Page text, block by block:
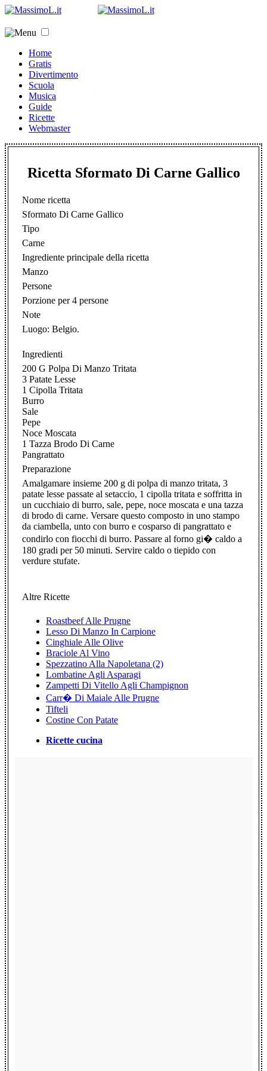
Home
Gratis
Divertimento
Scuola
Musica
Guide
Ricette
Webmaster
Ricetta Sformato Di Carne Gallico
Nome ricetta
Sformato Di Carne Gallico
Tipo
Carne
Ingrediente principale della ricetta
Manzo
Persone
Porzione per 4 persone
Note
Luogo: Belgio.
Ingredienti
200 G Polpa Di Manzo Tritata
3 Patate Lesse
1 Cipolla Tritata
Burro
Sale
Pepe
Noce Moscata
1 Tazza Brodo Di Carne
Pangrattato
Preparazione
Amalgamare insieme 200 g di polpa di manzo tritata, 3
patate lesse passate al setaccio, 1 cipolla tritata e soffritta in
un cucchiaio di burro, sale, pepe, noce moscata e una tazza
di brodo di carne. Versare questo composto in uno stampo
da ciambella, unto con burro e cosparso di pangrattato e
condirlo con fiocchi di burro. Passare al forno gi� caldo a
180 gradi per 50 minuti. Servire caldo o tiepido con
verdure stufate.
Altre Ricette
Roastbeef Alle Prugne
Lesso Di Manzo In Carpione
Cinghiale Alle Olive
Braciole Al Vino
Spezzatino Alla Napoletana (2)
Lombatine Agli Asparagi
Zampetti Di Vitello Agli Champignon
Carr� Di Maiale Alle Prugne
Tifteli
Costine Con Patate
Ricette cucina